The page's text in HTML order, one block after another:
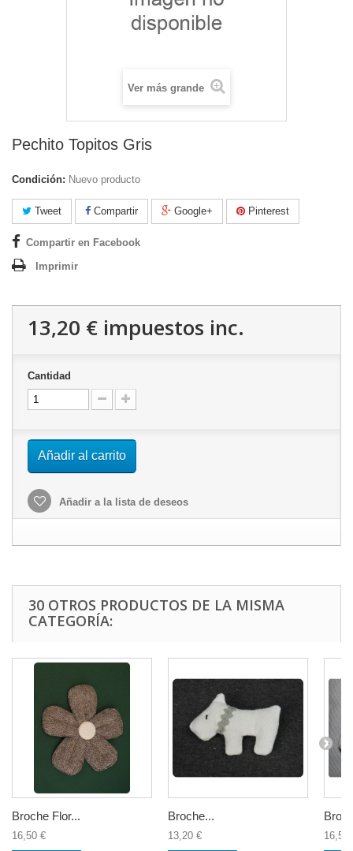
Ver más grande
Pechito Topitos Gris
Condición: Nuevo producto
Tweet Compartir Google+ Pinterest
Compartir en Facebook
Imprimir
13,20 € impuestos inc.
Cantidad
Añadir al carrito
Añadir a la lista de deseos
30 OTROS PRODUCTOS DE LA MISMA
CATEGORÍA:
Broche Flor...
16,50 €
Broche...
13,20 € 16,50